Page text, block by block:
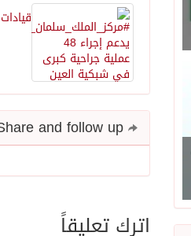
اترك تعليقاً